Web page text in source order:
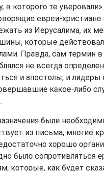
в которого те
евреи-
из Иерусалима, их
которые
Правда, сам термин
не всегда
и апостолы, и лидеры
какое-либо
были
из письма, многие
хорошо
было сопротивляться
которые, как будет